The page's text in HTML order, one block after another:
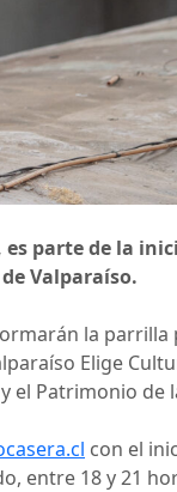
parte de la
Valparaíso.
la
Elige
el Patrimonio de
con el
entre 18 y 21